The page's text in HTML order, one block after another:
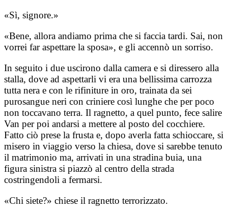
«Sì, signore.»
«Bene, allora andiamo prima che si faccia tardi. Sai, non
vorrei far aspettare la sposa», e gli accennò un sorriso.
In seguito i due uscirono dalla camera e si diressero alla
stalla, dove ad aspettarli vi era una bellissima carrozza
tutta nera e con le rifiniture in oro, trainata da sei
purosangue neri con criniere così lunghe che per poco
non toccavano terra. Il ragnetto, a quel punto, fece salire
Van per poi andarsi a mettere al posto del cocchiere.
Fatto ciò prese la frusta e, dopo averla fatta schioccare, si
misero in viaggio verso la chiesa, dove si sarebbe tenuto
il matrimonio ma, arrivati in una stradina buia, una
figura sinistra si piazzò al centro della strada
costringendoli a fermarsi.
«Chi siete?» chiese il ragnetto terrorizzato.